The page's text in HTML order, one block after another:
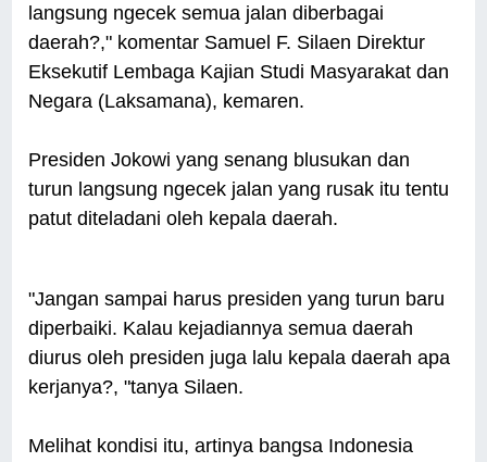
langsung ngecek semua jalan diberbagai
daerah?," komentar Samuel F. Silaen Direktur
Eksekutif Lembaga Kajian Studi Masyarakat dan
Negara (Laksamana), kemaren.
Presiden Jokowi yang senang blusukan dan
turun langsung ngecek jalan yang rusak itu tentu
patut diteladani oleh kepala daerah.
"Jangan sampai harus presiden yang turun baru
diperbaiki. Kalau kejadiannya semua daerah
diurus oleh presiden juga lalu kepala daerah apa
kerjanya?, "tanya Silaen.
Melihat kondisi itu, artinya bangsa Indonesia